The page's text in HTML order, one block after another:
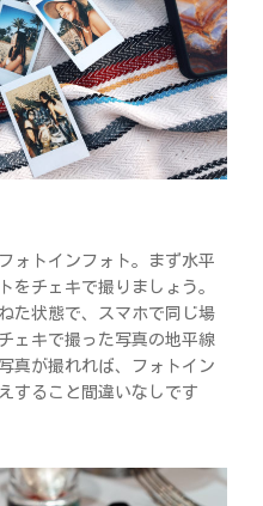
ォトインフォト。まず水平
をチェキで撮りましょう。
た状態で、スマホで同じ場
ェキで撮った写真の地平線
真が撮れれば、フォトイン
すること間違いなしです